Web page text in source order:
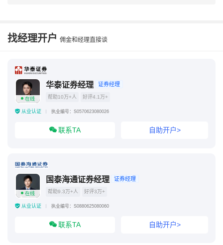
找经理开户 佣金和经理直接谈
在线
华泰证券经理 证券经理
帮助10万+人 好评4.1万+
从业认证 执业编号：S0570623080026
联系TA 自助开户>
在线
国泰海通证券经理 证券经理
帮助9.3万+人 好评3万+
从业认证 执业编号：S0880625080060
联系TA 自助开户>